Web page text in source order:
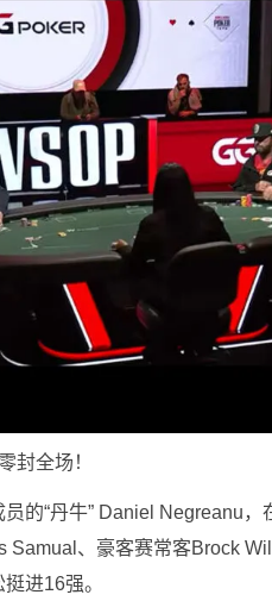
封全场！
的“丹牛” Daniel Negreanu
Samual、豪客赛常客Brock
进16强。